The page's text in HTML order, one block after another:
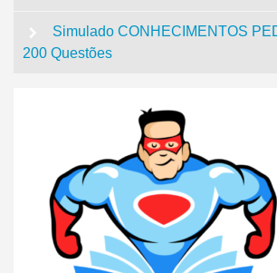
Simulado CONHECIMENTOS
200 Questões